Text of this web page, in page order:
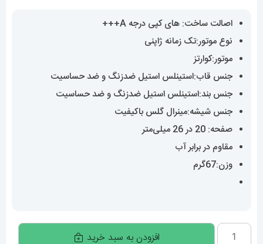
اصالت ساخت: های کپی درجه A+++
نوع موتور:تک زمانه ژاپنی
موتور:کوارتز
جنس قاب:استینلس استیل ضدزنگ و ضد حساسیت
جنس بند:استینلس استیل ضدزنگ و ضد حساسیت
جنس شیشه:مینرال گلس باکیفیت
صفحه: 20 در 26 میلی‌متر
مقاوم در برابر آب
وزن:67گرم
ساعت
افزودن به سبد خرید